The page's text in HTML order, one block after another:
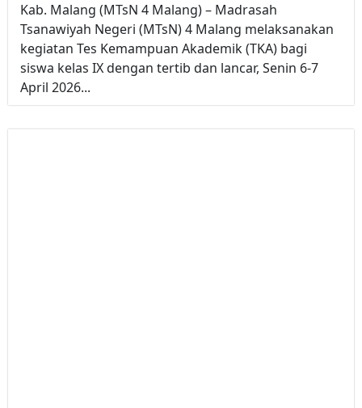
Kab. Malang (MTsN 4 Malang) – Madrasah
Tsanawiyah Negeri (MTsN) 4 Malang melaksanakan
kegiatan Tes Kemampuan Akademik (TKA) bagi
siswa kelas IX dengan tertib dan lancar, Senin 6-7
April 2026...